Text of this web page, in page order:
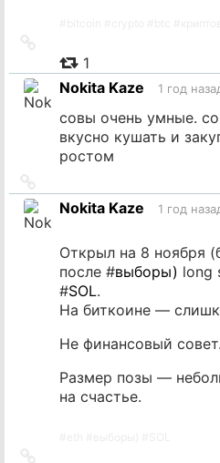
источник
1
Nokita Kaze
1 год
совы очень умные.
вкусно кушать и
ростом
на
источник
Nokita Kaze 1 год
Открыл на 8 ноября
после #выборы) long
#SOL.
На биткоине —
Не финансовый совет.
Размер позы —
на счастье.